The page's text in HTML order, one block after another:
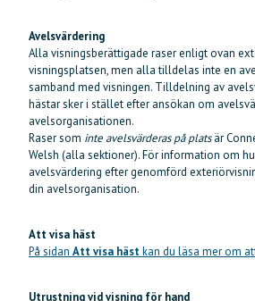
Avelsvärdering
Alla visningsberättigade raser enligt ovan
visningsplatsen, men alla tilldelas inte en
samband med visningen. Tilldelning av
hästar sker i stället efter ansökan om
avelsorganisationen.
Raser som inte avelsvärderas på platsär
Welsh (alla sektioner). För information om
avelsvärdering efter genomförd
din avelsorganisation.
Att visa häst
På sidan Att visa hästkan du läsa mer om
Utrustning vid visning för hand